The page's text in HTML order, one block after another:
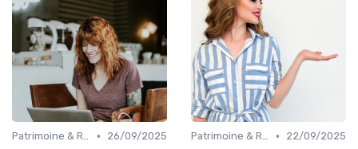
Patrimoine & Rénovation •
26/09/2025
Patrimoine & Rénovation •
22/09/2025